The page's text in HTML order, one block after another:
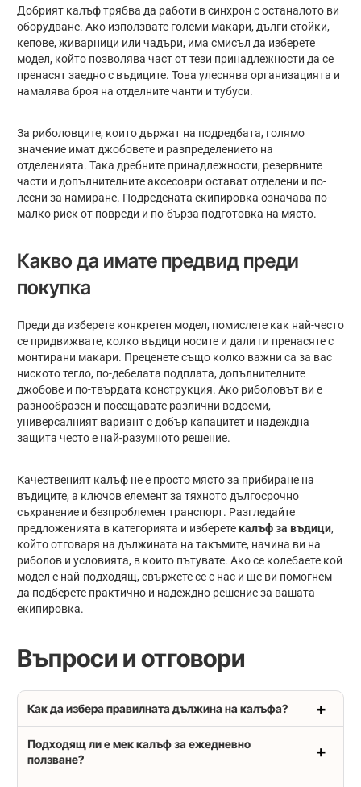
Добрият калъф трябва да работи в синхрон с останалото ви
оборудване. Ако използвате големи макари, дълги стойки,
кепове, живарници или чадъри, има смисъл да изберете
модел, който позволява част от тези принадлежности да се
пренасят заедно с въдиците. Това улеснява организацията и
намалява броя на отделните чанти и тубуси.
За риболовците, които държат на подредбата, голямо
значение имат джобовете и разпределението на
отделенията. Така дребните принадлежности, резервните
части и допълнителните аксесоари остават отделени и по-
лесни за намиране. Подредената екипировка означава по-
малко риск от повреди и по-бърза подготовка на място.
Какво да имате предвид преди
покупка
Преди да изберете конкретен модел, помислете как най-често
се придвижвате, колко въдици носите и дали ги пренасяте с
монтирани макари. Преценете също колко важни са за вас
ниското тегло, по-дебелата подплата, допълнителните
джобове и по-твърдата конструкция. Ако риболовът ви е
разнообразен и посещавате различни водоеми,
универсалният вариант с добър капацитет и надеждна
защита често е най-разумното решение.
Качественият калъф не е просто място за прибиране на
въдиците, а ключов елемент за тяхното дългосрочно
съхранение и безпроблемен транспорт. Разгледайте
предложенията в категорията и изберете калъф за въдици,
който отговаря на дължината на такъмите, начина ви на
риболов и условията, в които пътувате. Ако се колебаете кой
модел е най-подходящ, свържете се с нас и ще ви помогнем
да подберете практично и надеждно решение за вашата
екипировка.
Въпроси и отговори
Как да избера правилната дължина на калъфа?
Подходящ ли е мек калъф за ежедневно
ползване?